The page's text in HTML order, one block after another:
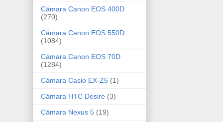
Cámara Canon EOS 400D
(270)
Cámara Canon EOS 550D
(1084)
Cámara Canon EOS 70D
(1284)
Cámara Casio EX-Z5 (1)
Cámara HTC Desire (3)
Cámara Nexus 5 (19)